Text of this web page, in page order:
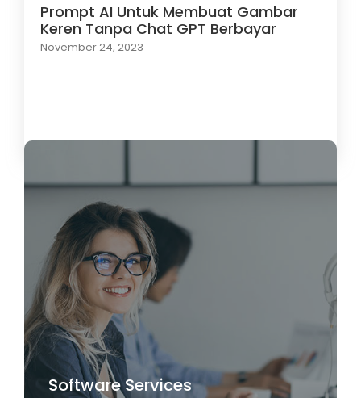
Prompt AI Untuk Membuat Gambar
Keren Tanpa Chat GPT Berbayar
November 24, 2023
Software Services